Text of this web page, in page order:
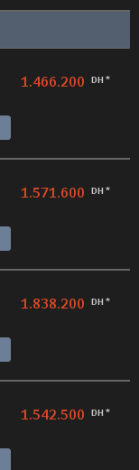
1.466.200 DH *
1.571.600 DH *
1.838.200 DH *
1.542.500 DH *